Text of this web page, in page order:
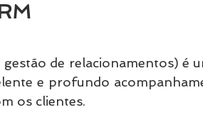
de relacionamentos) é
e profundo
os clientes.